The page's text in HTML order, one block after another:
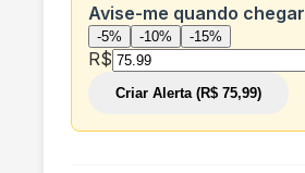
Avise-me quando chegar
-5% -10% -15%
R$
Criar Alerta (R$ 75,99)